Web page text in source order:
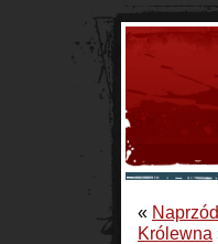
«
Królewna